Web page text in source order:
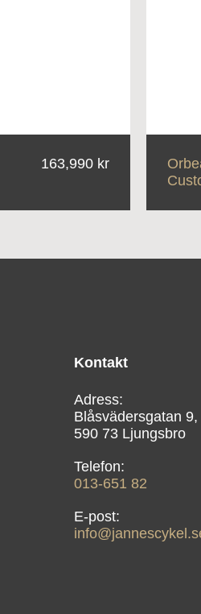
163,990 kr
Kontakt
Blåsvädersgatan 9,
590 73 Ljungsbro
013-651 82